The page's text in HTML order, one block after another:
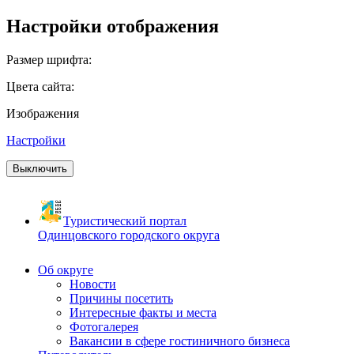
Настройки отображения
Размер шрифта:
Цвета сайта:
Изображения
Настройки
Выключить
Туристический портал
Одинцовского городского округа
Об округе
Новости
Причины посетить
Интересные факты и места
Фотогалерея
Вакансии в сфере гостиничного бизнеса